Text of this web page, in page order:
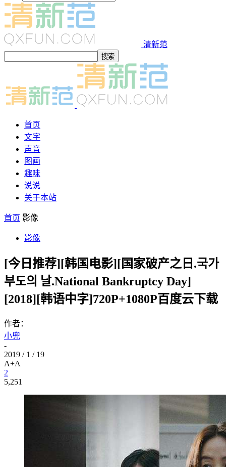
清新范
首页
文字
声音
图画
趣味
说说
关于本站
首页 影像
影像
[今日推荐][韩国电影][国家破产之日.국가
부도의 날.National Bankruptcy Day]
[2018][韩语中字]720P+1080P百度云下载
作者：
小兜
-
2019 / 1 / 19
A+A
2
5,251